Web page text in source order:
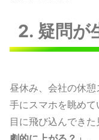
2. 疑問が
昼休み、会社の休
手にスマホを眺めて
目に飛び込んできた